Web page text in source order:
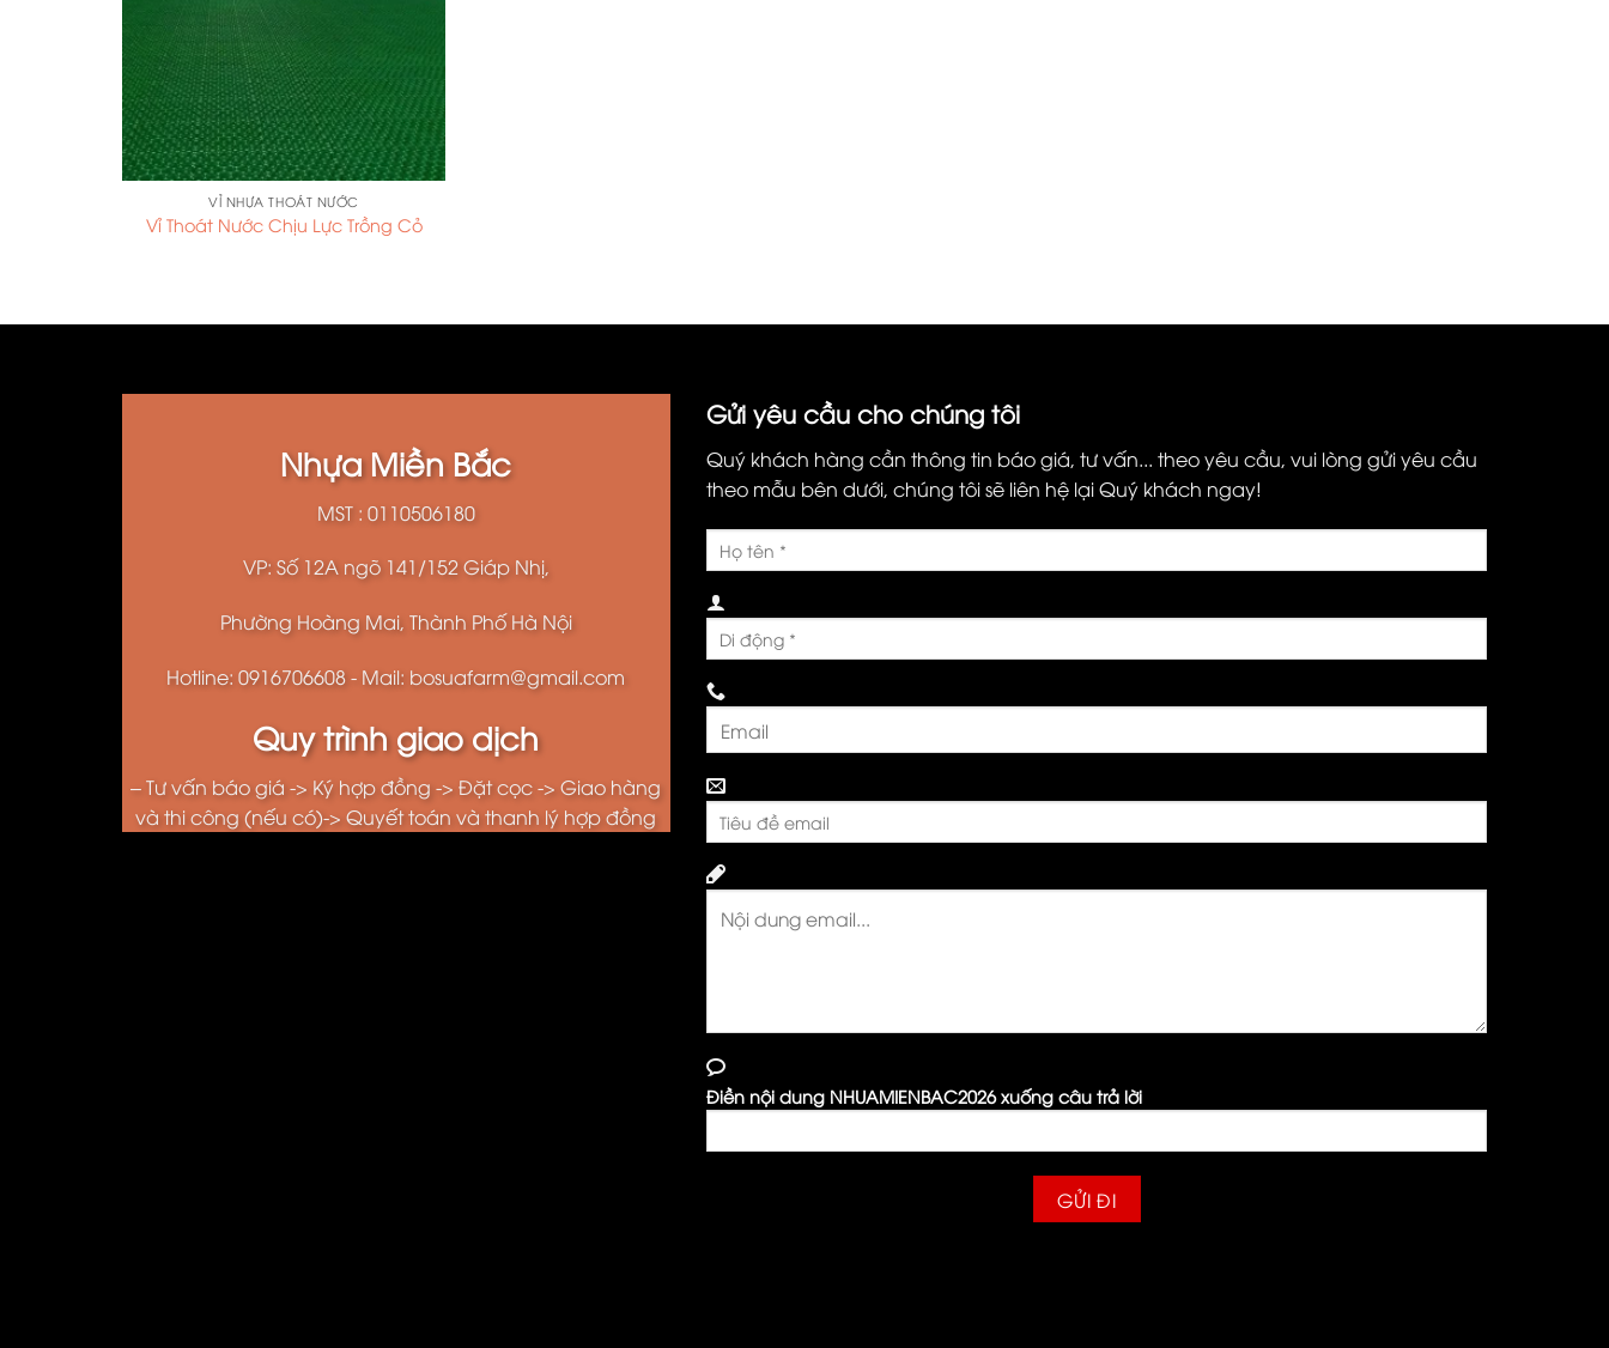
VỈ NHỰA THOÁT NƯỚC
Vỉ Thoát Nước Chịu Lực Trồng Cỏ
Nhựa Miền Bắc
MST : 0110506180
VP: Số 12A ngõ 141/152 Giáp Nhị,
Phường Hoàng Mai, Thành Phố Hà Nội
Hotline: 0916706608 - Mail: bosuafarm@gmail.com
Quy trình giao dịch
– Tư vấn báo giá -> Ký hợp đồng -> Đặt cọc -> Giao hàng
và thi công (nếu có)-> Quyết toán và thanh lý hợp đồng
Gửi yêu cầu cho chúng tôi
Quý khách hàng cần thông tin báo giá, tư vấn... theo yêu cầu, vui lòng gửi yêu cầu
theo mẫu bên dưới, chúng tôi sẽ liên hệ lại Quý khách ngay!
Điền nội dung NHUAMIENBAC2026 xuống câu trả lời